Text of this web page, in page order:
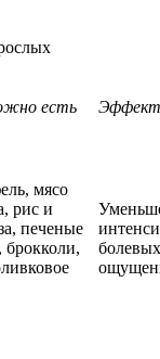
есть
мясо
рис и
печеные
брокколи,
болевых